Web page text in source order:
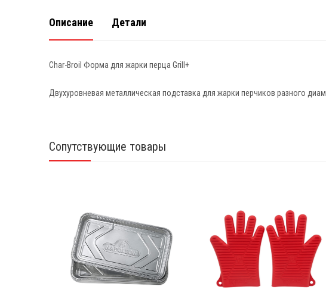
Описание Детали
Char-Broil Форма для жарки перца Grill+
Двухуровневая металлическая подставка для жарки перчиков разного
Сопутствующие товары